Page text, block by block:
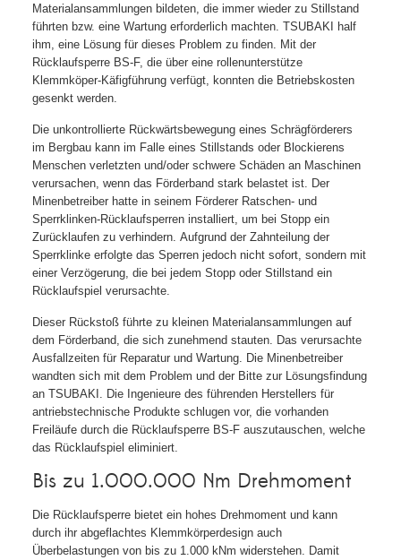
Materialansammlungen bildeten, die immer wieder zu Stillstand
führten bzw. eine Wartung erforderlich machten. TSUBAKI half
ihm, eine Lösung für dieses Problem zu finden. Mit der
Rücklaufsperre BS-F, die über eine rollenunterstütze
Klemmköper-Käfigführung verfügt, konnten die Betriebskosten
gesenkt werden.
Die unkontrollierte Rückwärtsbewegung eines Schrägförderers
im Bergbau kann im Falle eines Stillstands oder Blockierens
Menschen verletzten und/oder schwere Schäden an Maschinen
verursachen, wenn das Förderband stark belastet ist. Der
Minenbetreiber hatte in seinem Förderer Ratschen- und
Sperrklinken-Rücklaufsperren installiert, um bei Stopp ein
Zurücklaufen zu verhindern. Aufgrund der Zahnteilung der
Sperrklinke erfolgte das Sperren jedoch nicht sofort, sondern mit
einer Verzögerung, die bei jedem Stopp oder Stillstand ein
Rücklaufspiel verursachte.
Dieser Rückstoß führte zu kleinen Materialansammlungen auf
dem Förderband, die sich zunehmend stauten. Das verursachte
Ausfallzeiten für Reparatur und Wartung. Die Minenbetreiber
wandten sich mit dem Problem und der Bitte zur Lösungsfindung
an TSUBAKI. Die Ingenieure des führenden Herstellers für
antriebstechnische Produkte schlugen vor, die vorhanden
Freiläufe durch die Rücklaufsperre BS-F auszutauschen, welche
das Rücklaufspiel eliminiert.
Bis zu 1.000.000 Nm Drehmoment
Die Rücklaufsperre bietet ein hohes Drehmoment und kann
durch ihr abgeflachtes Klemmkörperdesign auch
Überbelastungen von bis zu 1.000 kNm widerstehen. Damit